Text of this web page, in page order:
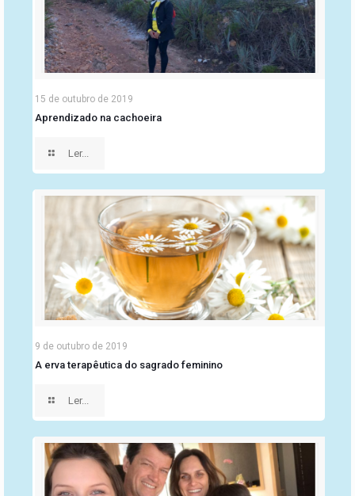
15 de outubro de 2019
Aprendizado na cachoeira
Ler...
9 de outubro de 2019
A erva terapêutica do sagrado feminino
Ler...